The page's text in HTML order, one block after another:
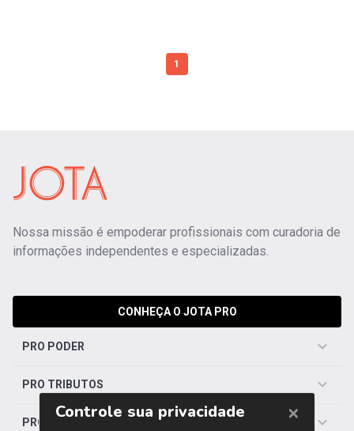
1
Nossa missão é empoderar profissionais com curadoria de
informações independentes e especializadas.
CONHEÇA O JOTA PRO
PRO PODER
PRO TRIBUTOS
PRO TRABALHISTA